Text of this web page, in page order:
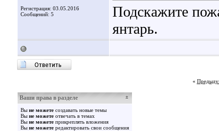
Регистрация: 03.05.2016
Сообщений: 5
Подскажите
янтарь.
«
Ваши права в разделе
Вы не можете создавать новые темы
Вы не можете отвечать в темах
Вы не можете прикреплять вложения
Вы не можете редактировать свои сообщения